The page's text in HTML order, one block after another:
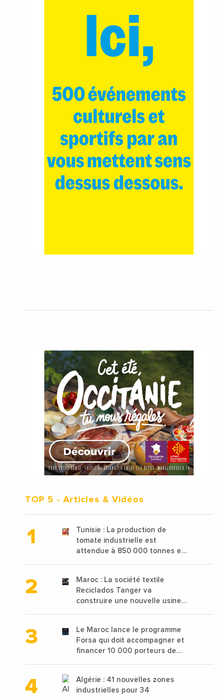
TOP 5 - Articles & Vidéos
Tunisie : La production de
tomate industrielle est
attendue à 850 000 tonnes en
Maroc : La société textile
Reciclados Tanger va
construire une nouvelle usine
Le Maroc lance le programme
Forsa qui doit accompagner et
financer 10 000 porteurs de
Algérie : 41 nouvelles zones
industrielles pour 34